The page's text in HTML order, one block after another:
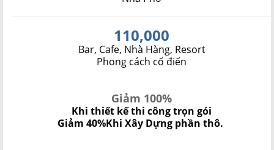
110,000
Bar, Cafe, Nhà Hàng, Resort
Phong cách cổ điển
Giảm 100%
Khi thiết kế thi công trọn gói
Giảm 40%Khi Xây Dựng phần thô.